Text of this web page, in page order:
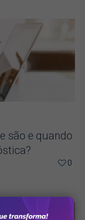
são e quando
0